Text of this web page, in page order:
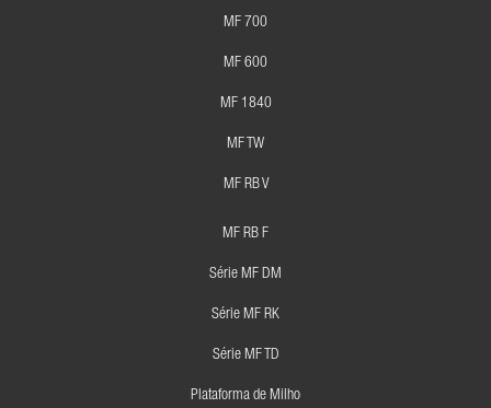
MF 700
MF 600
MF 1840
MF TW
MF RB V
MF RB F
Série MF DM
Série MF RK
Série MF TD
Plataforma de Milho